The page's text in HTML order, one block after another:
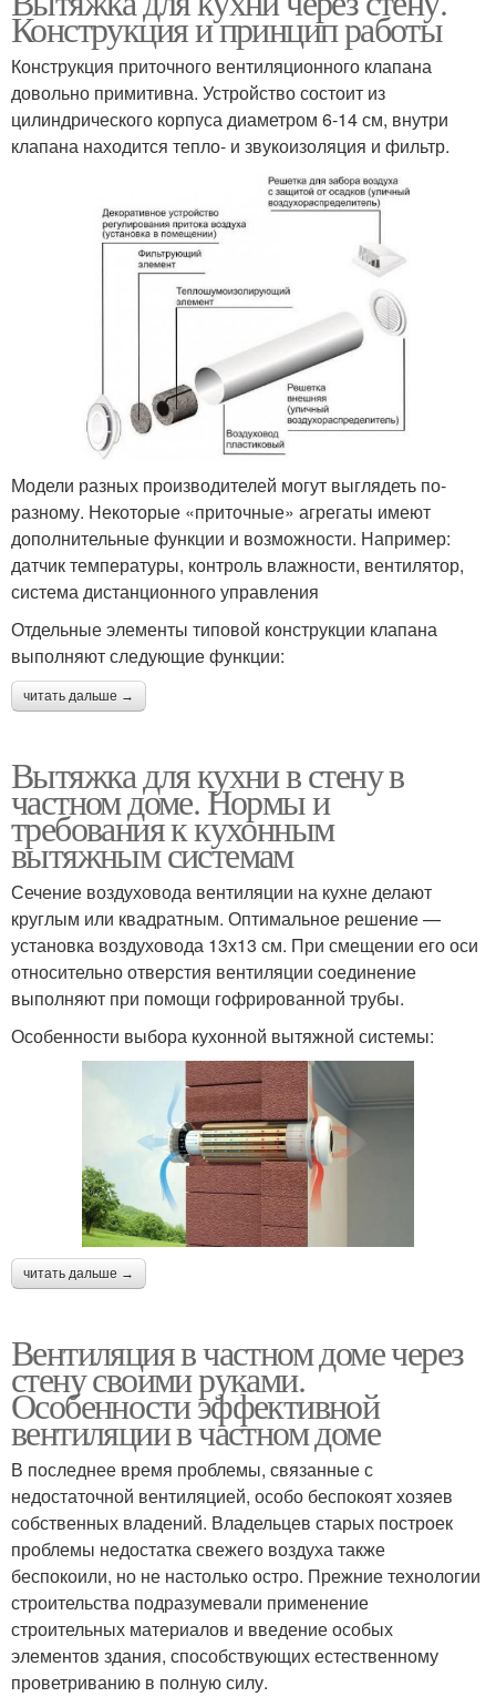
Конструкция и принцип работы
Конструкция приточного вентиляционного клапана
довольно примитивна. Устройство состоит из
цилиндрического корпуса диаметром 6-14 см, внутри
клапана находится тепло- и звукоизоляция и фильтр.
Модели разных производителей могут выглядеть по-
разному. Некоторые «приточные» агрегаты имеют
дополнительные функции и возможности. Например:
датчик температуры, контроль влажности, вентилятор,
система дистанционного управления
Отдельные элементы типовой конструкции клапана
выполняют следующие функции:
читать дальше →
Вытяжка для кухни в стену в
частном доме. Нормы и
требования к кухонным
вытяжным системам
Сечение воздуховода вентиляции на кухне делают
круглым или квадратным. Оптимальное решение —
установка воздуховода 13х13 см. При смещении его оси
относительно отверстия вентиляции соединение
выполняют при помощи гофрированной трубы.
Особенности выбора кухонной вытяжной системы:
читать дальше →
Вентиляция в частном доме через
стену своими руками.
Особенности эффективной
вентиляции в частном доме
В последнее время проблемы, связанные с
недостаточной вентиляцией, особо беспокоят хозяев
собственных владений. Владельцев старых построек
проблемы недостатка свежего воздуха также
беспокоили, но не настолько остро. Прежние технологии
строительства подразумевали применение
строительных материалов и введение особых
элементов здания, способствующих естественному
проветриванию в полную силу.